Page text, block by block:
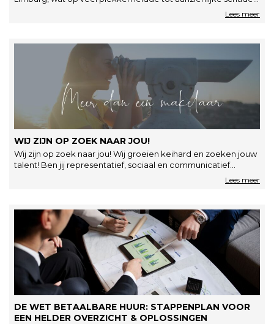
WIJ ZIJN OP ZOEK NAAR JOU!
Wij zijn op zoek naar jou! Wij groeien keihard en zoeken jouw
talent! Ben jij representatief, sociaal en communicatief
DE WET BETAALBARE HUUR: STAPPENPLAN VOOR
EEN HELDER OVERZICHT & OPLOSSINGEN